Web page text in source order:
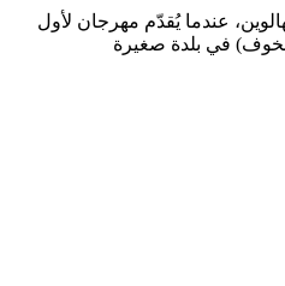
عندما يُقدّم مهرجان لأول
في بلدة صغيرة